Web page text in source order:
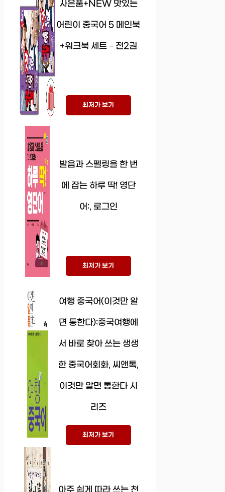
사은품+NEW 맛있는
어린이 중국어 5 메인북
+워크북 세트 – 전2권
최저가 보기
발음과 스펠링을 한 번
에 잡는 하루 딱! 영단
어:, 로그인
최저가 보기
여행 중국어(이것만 알
면 통한다):중국여행에
서 바로 찾아 쓰는 생생
한 중국어회화, 씨앤톡,
이것만 알면 통한다 시
리즈
최저가 보기
아주 쉽게 따라 쓰는 천